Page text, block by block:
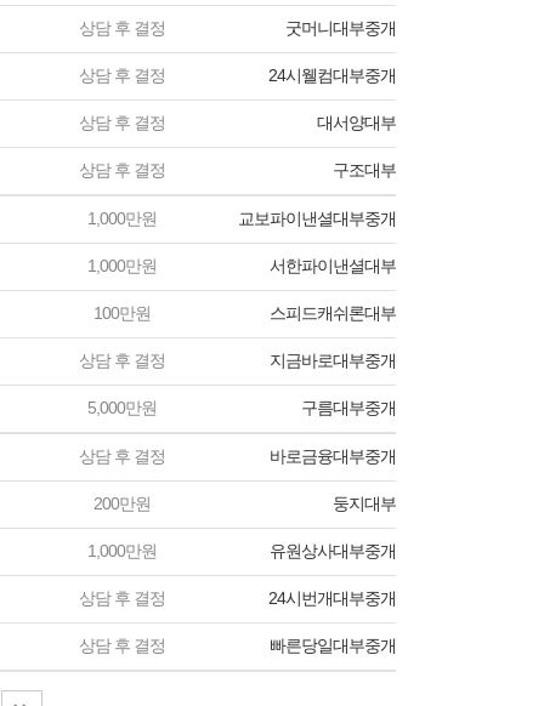
상담 후 결정 굿머니대부중개
상담 후 결정 24시웰컴대부중개
상담 후 결정 대서양대부
상담 후 결정 구조대부
1,000만원 교보파이낸셜대부중개
1,000만원 서한파이낸셜대부
100만원 스피드캐쉬론대부
상담 후 결정 지금바로대부중개
5,000만원 구름대부중개
상담 후 결정 바로금융대부중개
200만원 둥지대부
1,000만원 유원상사대부중개
상담 후 결정 24시번개대부중개
상담 후 결정 빠른당일대부중개